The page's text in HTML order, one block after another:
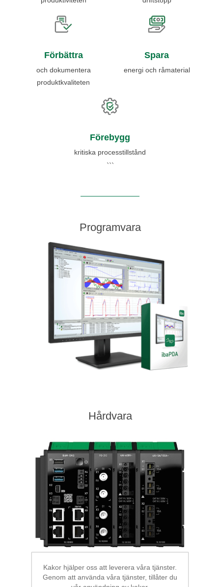
Förbättra
och dokumentera
produktkvaliteten
Spara
energi och råmaterial
Förebygg
kritiska processtillstånd
```
Programvara
Hårdvara
Kakor hjälper oss att leverera våra tjänster.
Genom att använda våra tjänster, tillåter du